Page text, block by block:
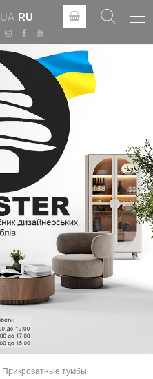
UA RU
Прикроватные тумбы